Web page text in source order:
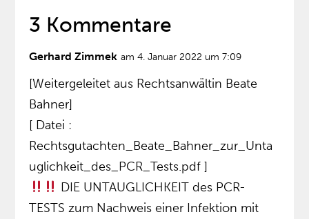
3 Kommentare
Gerhard Zimmek am 4. Januar 2022 um 7:09
[Weitergeleitet aus Rechtsanwältin Beate
Bahner]
[ Datei :
Rechtsgutachten_Beate_Bahner_zur_Unta
uglichkeit_des_PCR_Tests.pdf ]
DIE UNTAUGLICHKEIT des PCR-
TESTS zum Nachweis einer Infektion mit